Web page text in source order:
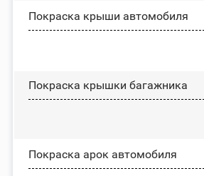
Покраска крыши автомобиля
Покраска крышки багажника
Покраска арок автомобиля